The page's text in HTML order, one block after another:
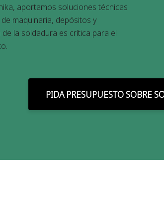
aportamos soluciones técnicas
maquinaria, depósitos y
la soldadura es crítica para el
PIDA PRESUPUESTO SOBRE